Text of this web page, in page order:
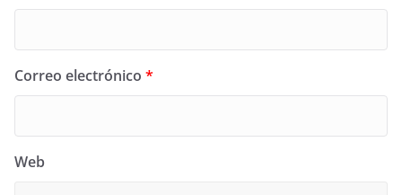
Correo electrónico *
Web